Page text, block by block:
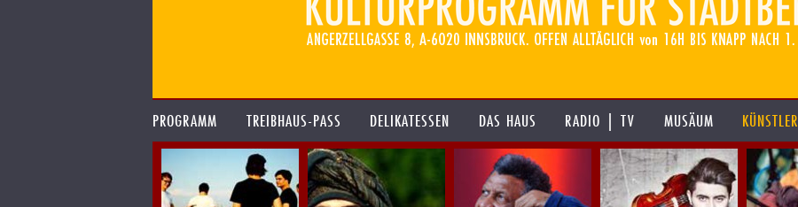
PROGRAMM TREIBHAUS-PASS DELIKATESSEN DAS HAUS RADIO | TV MUSÄUM KÜNSTLER